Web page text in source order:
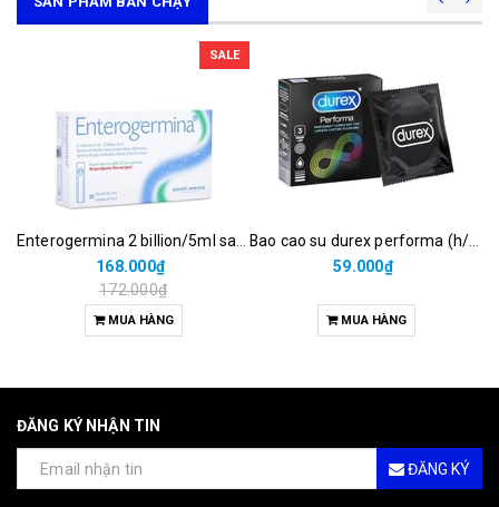
SALE
168.000₫
172.000₫
MUA HÀNG
59.000₫
MUA HÀNG
ĐĂNG KÝ NHẬN TIN
ĐĂNG KÝ